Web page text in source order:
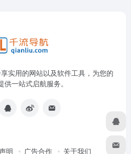
实用的网站以及软件工具，为您的
供一站式启航服务。
明 广告合作 关于我们